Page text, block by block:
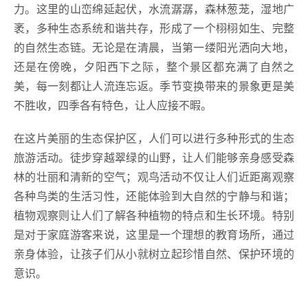
力。这里的山峦绵延起伏，水流潺潺，森林葱茏，湿地广
袤，多种生态系统和谐共存，形成了一个栩栩如生、完整
的自然生态链。无论是在清晨，当第一缕阳光洒向大地，
还是在傍晚，夕阳西下之际，整个景区都充满了自然之
美，每一刻都让人流连忘返。季节变换带来的景象更是美
不胜收，四季各有特色，让人应接不暇。
在这片美丽的生态保护区，人们可以进行多种形式的生态
旅游活动。徒步穿越翠绿的山野，让人们能够亲身感受森
林的壮丽和清新的空气；观鸟活动不仅让人们近距离观察
各种鸟类的生活习性，还能体验到大自然的宁静与和谐；
植物观察则让人们了解各种植物的特点和生长环境。特别
是对于家庭游客来说，这里是一个理想的教育场所，通过
亲身体验，让孩子们从小就树立起珍惜自然、保护环境的
意识。